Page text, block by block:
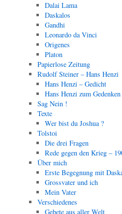
Dalai Lama
Daskalos
Gandhi
Leonardo da Vinci
Origenes
Platon
Papierlose Zeitung
Rudolf Steiner – Hans Henzi
Hans Henzi – Gedicht
Hans Henzi zum Gedenken
Sag Nein !
Texte
Wer bist du Joshua ?
Tolstoi
Die drei Fragen
Rede gegen den Krieg –
Über mich
Erste Begegnung mit
Grossvater und ich
Mein Vater
Verschiedenes
Gebete aus aller Welt